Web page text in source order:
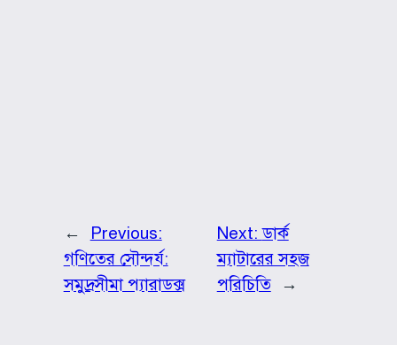
←
Previous:
গণিতের সৌন্দর্য:
সমুদ্রসীমা প্যারাডক্স
Next:ডার্ক
ম্যাটারের সহজ
পরিচিতি
→